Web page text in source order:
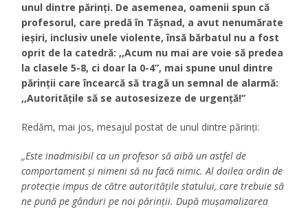
unul dintre părinți. De asemenea, oamenii spun că
profesorul, care predă în Tășnad, a avut nenumărate
ieșiri, inclusiv unele violente, însă bărbatul nu a fost
oprit de la catedră: ,,Acum nu mai are voie să predea
la clasele 5-8, ci doar la 0-4”, mai spune unul dintre
părinții care încearcă să tragă un semnal de alarmă:
,,Autoritățile să se autosesizeze de urgență!”
Redăm, mai jos, mesajul postat de unul dintre părinți:
,,Este inadmisibil ca un profesor să aibă un astfel de
comportament și nimeni să nu facă nimic. Al doilea ordin de
protecție impus de către autoritățile statului, care trebuie să
ne pună pe gânduri pe noi părinții. După mușamalizarea